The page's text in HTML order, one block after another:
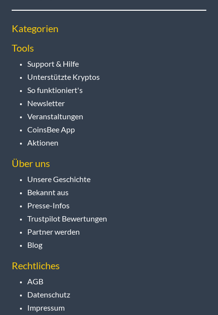
Kategorien
Tools
Support & Hilfe
Unterstützte Kryptos
So funktioniert's
Newsletter
Veranstaltungen
CoinsBee App
Aktionen
Über uns
Unsere Geschichte
Bekannt aus
Presse-Infos
Trustpilot Bewertungen
Partner werden
Blog
Rechtliches
AGB
Datenschutz
Impressum